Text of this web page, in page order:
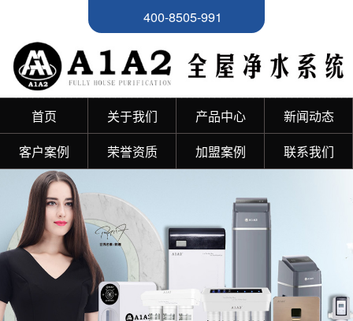
400-8505-991
首页 关于我们 产品中心
新闻动态
客户案例
荣誉资质 加盟案例 联系我们